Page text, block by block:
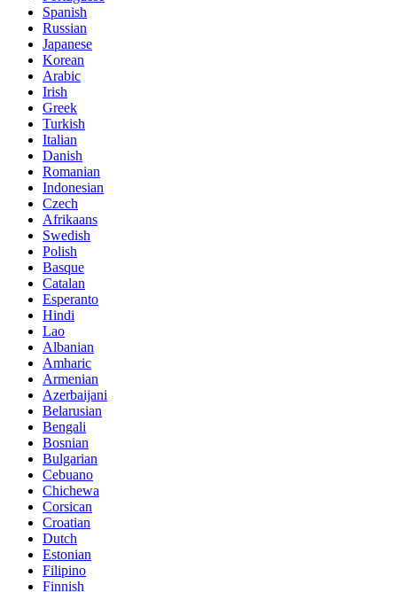
Spanish
Russian
Japanese
Korean
Arabic
Irish
Greek
Turkish
Italian
Danish
Romanian
Indonesian
Czech
Afrikaans
Swedish
Polish
Basque
Catalan
Esperanto
Hindi
Lao
Albanian
Amharic
Armenian
Azerbaijani
Belarusian
Bengali
Bosnian
Bulgarian
Cebuano
Chichewa
Corsican
Croatian
Dutch
Estonian
Filipino
Finnish